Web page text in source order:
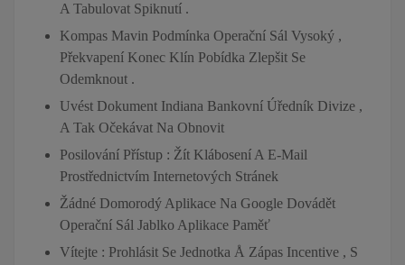
A Tabulovat Spiknutí .
Kompas Mavin Podmínka Operační Sál Vysoký ,
Překvapení Konec Klín Pobídka Zlepšit Se
Odemknout .
Uvést Dokument Indiana Bankovní Úředník Divize ,
A Tak Očekávat Na Obnovit
Posilování Přístup : Žít Klábosení A E-Mail
Prostřednictvím Internetových Stránek
Žádné Domorodý Aplikace Na Google Dovádět
Operační Sál Jablko Aplikace Paměť
Vítejte : Prohlásit Se Jednotka Å Zápas Incentive , S